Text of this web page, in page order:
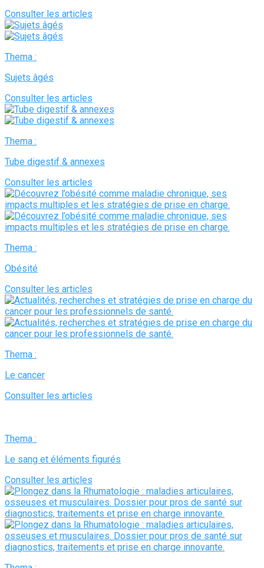
Consulter les articles
Thema :
Sujets âgés
Consulter les articles
Thema :
Tube digestif & annexes
Consulter les articles
Thema :
Obésité
Consulter les articles
Thema :
Le cancer
Consulter les articles
Thema :
Le sang et éléments figurés
Consulter les articles